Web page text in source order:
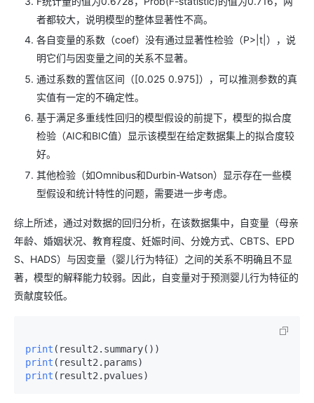
者都较大，说明模型的整体显著性不高。
各自变量的系数（coef）没有通过显著性检验（P>|t|），说
明它们与因变量之间的关系不显著。
通过系数的置信区间（[0.025 0.975]），可以推测参数的真
实值有一定的不确定性。
基于满足多重线性回归的模型假设的前提下，模型的拟合度
检验（AIC和BIC值）显示该模型在给定数据集上的拟合度较
好。
其他检验（如Omnibus和Durbin-Watson）显示存在一些模
型假设和统计特性的问题，需要进一步考虑。
综上所述，通过对数据的回归分析，在该数据集中，自变量（母亲
年龄、婚姻状况、教育程度、妊娠时间、分娩方式、CBTS、EPD
S、HADS）与因变量（婴儿行为特征）之间的关系不明确且不显
著，模型的解释能力较弱。因此，自变量对于预测婴儿行为特征的
贡献度较低。
print (result2.summary()
print (result2.params)
print (result2.pvalues)